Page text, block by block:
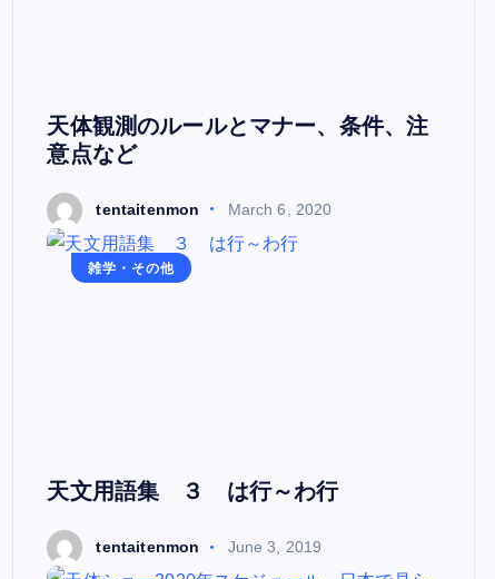
天体観測のルールとマナー、条件、注
意点など
tentaitenmon March 6, 2020
雑学・その他
天文用語集 ３ は行～わ行
tentaitenmon June 3, 2019